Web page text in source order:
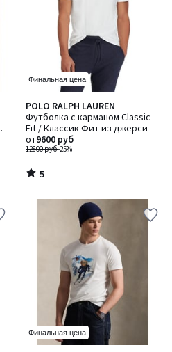
Финальная цена
POLO RALPH LAUREN
Футболка с карманом Classic
Fit / Классик Фит из джерси
12800 руб-25%
от9600 руб
5
/
5
5
/
Финальная цена